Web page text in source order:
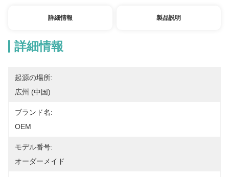
詳細情報 製品説明
詳細情報
起源の場所:
広州 (中国)
ブランド名:
OEM
モデル番号:
オーダーメイド